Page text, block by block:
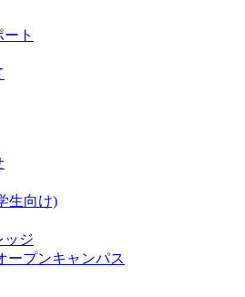
ト
生向け)
ッジ
ープンキャンパス